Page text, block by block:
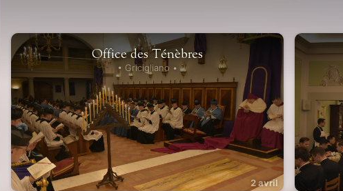
Office des Ténèbres
• Gricigliano •
2 avril